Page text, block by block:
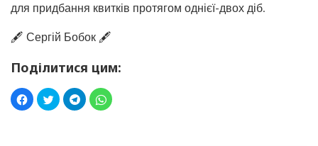
для придбання квитків протягом однієї-двох діб.
🖋️ Сергій Бобок 🖋️
Поділитися цим: